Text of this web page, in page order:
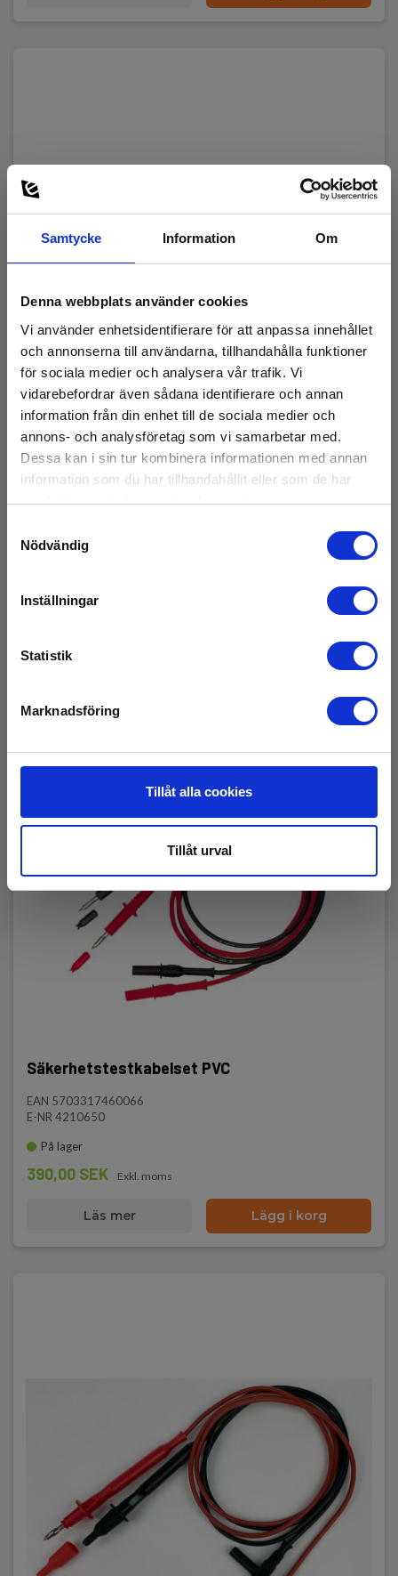
Samtycke Information Om
Denna webbplats använder cookies
Vi använder enhetsidentifierare för att anpassa innehållet
och annonserna till användarna, tillhandahålla funktioner
för sociala medier och analysera vår trafik. Vi
vidarebefordrar även sådana identifierare och annan
information från din enhet till de sociala medier och
annons- och analysföretag som vi samarbetar med.
Dessa kan i sin tur kombinera informationen med annan
information som du har tillhandahållit eller som de har
samlat in när du har använt deras tjänster.
Nödvändig
Inställningar
Statistik
Marknadsföring
Tillåt alla cookies
Tillåt urval
Provledningsset m. ø2/4mm testpinnar &
krokodillklämmor
På lager
Säkerhetstestkabelset PVC
EAN 5703317460066
E-NR 4210650
På lager
390,00 SEK Exkl. moms
Läs mer Lägg i korg